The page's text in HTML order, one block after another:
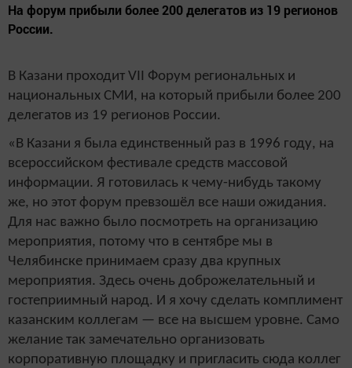
На форум прибыли более 200 делегатов из 19 регионов
России.
В Казани проходит VII Форум региональных и
национальных СМИ, на который прибыли более 200
делегатов из 19 регионов России.
«В Казани я была единственный раз в 1996 году, на
всероссийском фестивале средств массовой
информации. Я готовилась к чему-нибудь такому
же, но этот форум превзошёл все наши ожидания.
Для нас важно было посмотреть на организацию
мероприятия, потому что в сентябре мы в
Челябинске принимаем сразу два крупных
мероприятия. Здесь очень доброжелательный и
гостеприимный народ. И я хочу сделать комплимент
казанским коллегам — все на высшем уровне. Само
желание так замечательно организовать
корпоративную площадку и пригласить сюда коллег